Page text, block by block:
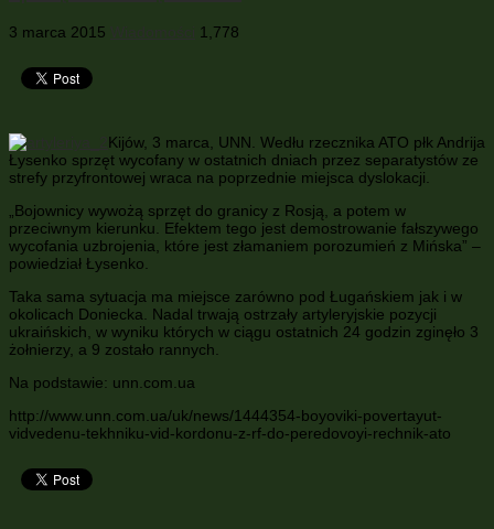
3 marca 2015 1,778
Kijów, 3 marca, UNN. Wedłu rzecznika ATO płk Andrija
Łysenko sprzęt wycofany w ostatnich dniach przez separatystów ze
strefy przyfrontowej wraca na poprzednie miejsca dyslokacji.
„Bojownicy wywożą sprzęt do granicy z Rosją, a potem w
przeciwnym kierunku. Efektem tego jest demostrowanie fałszywego
wycofania uzbrojenia, które jest złamaniem porozumień z Mińska” –
powiedział Łysenko.
Taka sama sytuacja ma miejsce zarówno pod Ługańskiem jak i w
okolicach Doniecka. Nadal trwają ostrzały artyleryjskie pozycji
ukraińskich, w wyniku których w ciągu ostatnich 24 godzin zginęło 3
żołnierzy, a 9 zostało rannych.
Na podstawie: unn.com.ua
http://www.unn.com.ua/uk/news/1444354-boyoviki-povertayut-
vidvedenu-tekhniku-vid-kordonu-z-rf-do-peredovoyi-rechnik-ato